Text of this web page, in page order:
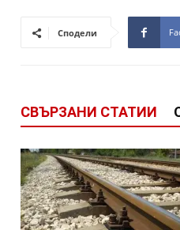
Сподели
СВЪРЗАНИ СТАТИИ